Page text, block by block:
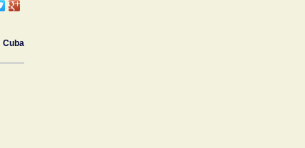
Cuba